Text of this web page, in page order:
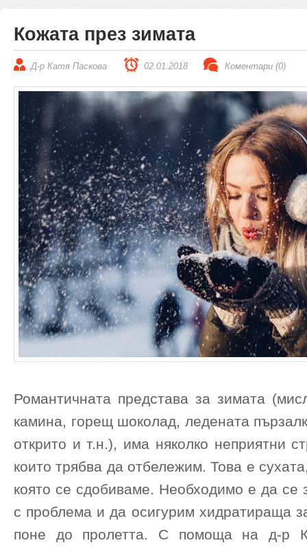
Кожата през зимата
Д-р Катя Паскова 02.01.2018 Коментари (0)
Романтичната представа за зимата
камина, горещ шоколад, ледената
открито и т.н.), има няколко неприятни
които трябва да отбележим. Това е
която се сдобиваме. Необходимо е да се
с проблема и да осигурим хидратираща
поне до пролетта. С помоща на д-р